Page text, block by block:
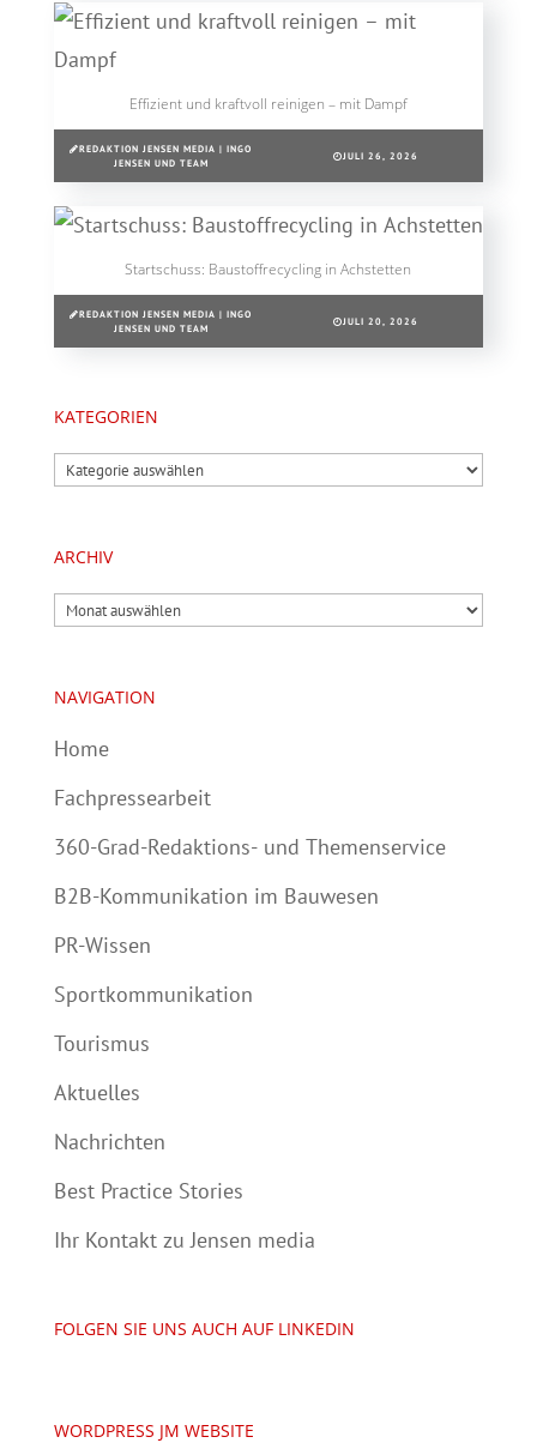
Effizient und kraftvoll reinigen – mit Dampf
REDAKTION JENSEN MEDIA | INGO
JENSEN UND TEAM
JULI 26, 2026
Startschuss: Baustoffrecycling in Achstetten
REDAKTION JENSEN MEDIA | INGO
JENSEN UND TEAM
JULI 20, 2026
KATEGORIEN
Kategorien
ARCHIV
Archiv
NAVIGATION
Home
Fachpressearbeit
360-Grad-Redaktions- und Themenservice
B2B-Kommunikation im Bauwesen
PR-Wissen
Sportkommunikation
Tourismus
Aktuelles
Nachrichten
Best Practice Stories
Ihr Kontakt zu Jensen media
FOLGEN SIE UNS AUCH AUF LINKEDIN
WORDPRESS JM WEBSITE